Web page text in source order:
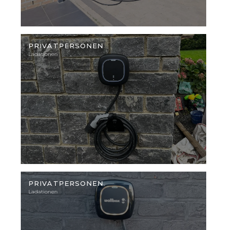
Illustratives
Foto
PRIVATPERSONEN
Ladationen
Illustratives
Foto
PRIVATPERSONEN
Ladationen